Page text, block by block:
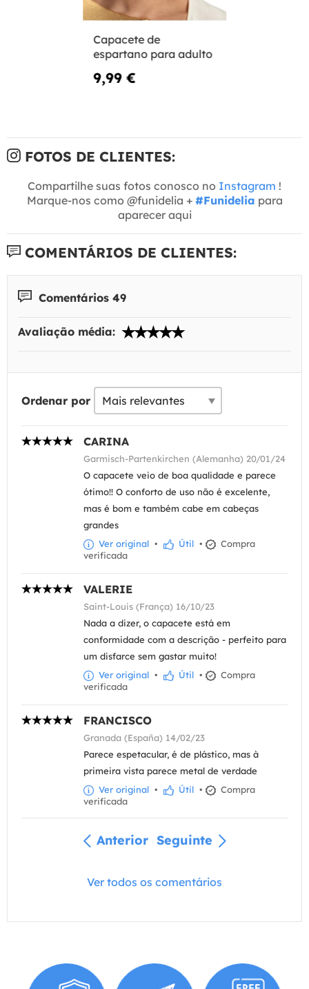
Capacete de
espartano para adulto
9,99 €
FOTOS DE CLIENTES:
Compartilhe suas fotos conosco no Instagram !
Marque-nos como @funidelia + #Funidelia para
aparecer aqui
COMENTÁRIOS DE CLIENTES:
Comentários 49
Avaliação média:
Ordenar por
CARINA
Garmisch-Partenkirchen (Alemanha) 20/01/24
O capacete veio de boa qualidade e parece
ótimo!! O conforto de uso não é excelente,
mas é bom e também cabe em cabeças
grandes
Ver original • Útil •
Compra
verificada
VALERIE
Saint-Louis (França) 16/10/23
Nada a dizer, o capacete está em
conformidade com a descrição - perfeito para
um disfarce sem gastar muito!
Ver original • Útil •
Compra
verificada
FRANCISCO
Granada (España) 14/02/23
Parece espetacular, é de plástico, mas à
primeira vista parece metal de verdade
Ver original • Útil •
Compra
verificada
Anterior Seguinte
Ver todos os comentários